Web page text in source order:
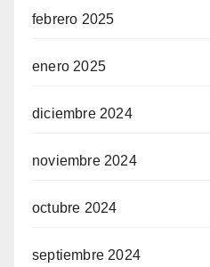
febrero 2025
enero 2025
diciembre 2024
noviembre 2024
octubre 2024
septiembre 2024